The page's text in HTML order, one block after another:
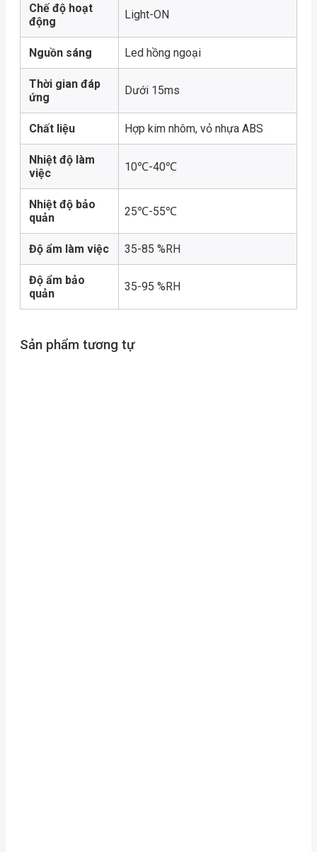
Chế độ hoạt
động
Light-ON
Nguồn sáng Led hồng ngoại
Thời gian đáp
ứng
Dưới 15ms
Chất liệu Hợp kim nhôm, vỏ nhựa ABS
Nhiệt độ làm
việc
10℃-40℃
Nhiệt độ bảo
quản
25℃-55℃
Độ ẩm làm việc 35-85 %RH
Độ ẩm bảo
quản
35-95 %RH
Sản phẩm tương tự